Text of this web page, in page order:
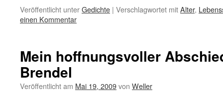
Veröffentlicht unterGedichte | Verschlagwortet mitAlter,
einen Kommentar
Mein hoffnungsvoller
Brendel
Veröffentlicht am Mai 19, 2009von Weller